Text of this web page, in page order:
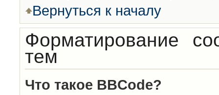
Вернуться к началу
Форматирование
тем
Что такое BBCode?